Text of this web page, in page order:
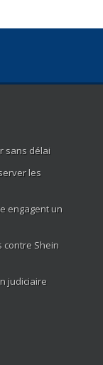
sans délai
les
engagent un
contre Shein
judiciaire